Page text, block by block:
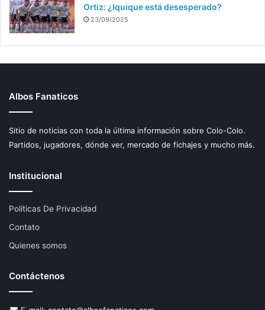
Ortiz: ¿Iquique está desesperado?
23/09/2025
Albos Fanaticos
Sitio de noticias con toda la última información sobre Colo-Colo.
Partidos, jugadores, dónde ver, mercado de fichajes y mucho más.
Institucional
Políticas De Privacidad
Contato
Quienes somos
Contáctenos